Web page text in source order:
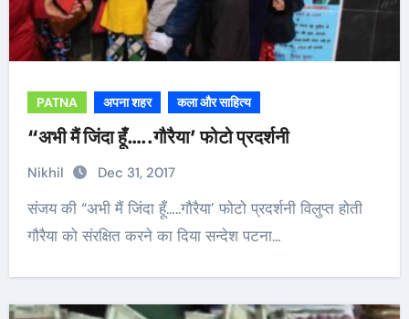
PATNA अपना शहर कला और साहित्य
“अभी मैं जिंदा हूँ…..गौरैया’ फोटो प्रदर्शनी
Nikhil Dec 31, 2017
संजय की “अभी मैं जिंदा हूँ…..गौरैया’ फोटो प्रदर्शनी विलुप्त होती
गौरैया को संरक्षित करने का दिया सन्देश पटना…